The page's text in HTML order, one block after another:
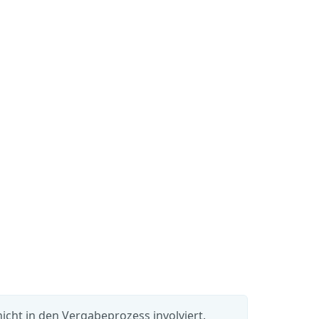
in den Vergabeprozess involviert.